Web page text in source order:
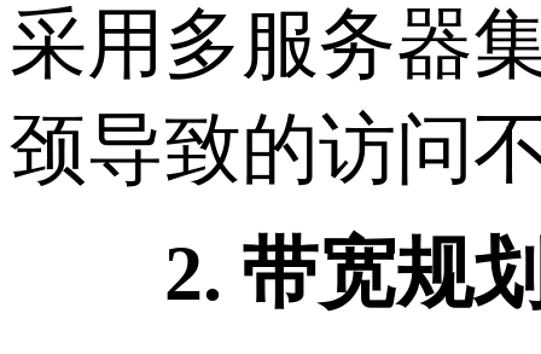
采用多服务器
颈导致的访问
2. 带宽规划